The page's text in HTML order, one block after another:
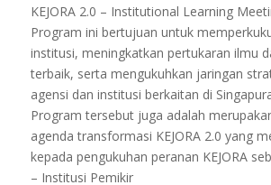
KEJORA 2.0 – Institutional Learning
Program ini bertujuan untuk
institusi, meningkatkan pertukaran ilmu
terbaik, serta mengukuhkan jaringan
agensi dan institusi berkaitan di
Program tersebut juga adalah
agenda transformasi KEJORA 2.0 yang
kepada pengukuhan peranan KEJORA
– Institusi Pemikir